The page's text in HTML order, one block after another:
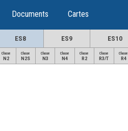
Documents Cartes
ES8 ES9 ES10
Classe
N2
Classe
N2S
Classe
N3
Classe
N4
Classe
R2
Classe
R3/T
Classe
R4